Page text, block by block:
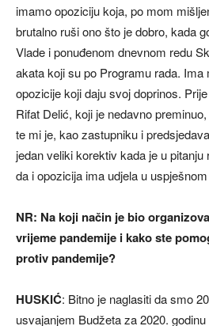
imamo opoziciju koja, po mom
brutalno ruši ono što je dobro, kada
Vlade i ponuđenom dnevnom redu
akata koji su po Programu rada. Ima
opozicije koji daju svoj doprinos.
Rifat Delić, koji je nedavno
te mi je, kao zastupniku i
jedan veliki korektiv kada je u
da i opozicija ima udjela u
NR: Na koji način je bio
vrijeme pandemije i kako ste
protiv pandemije?
HUSKIĆ: Bitno je naglasiti da smo
usvajanjem Budžeta za 2020.